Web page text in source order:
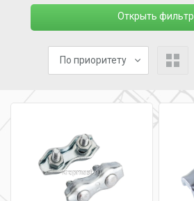
Открыть фильтр
По приоритету